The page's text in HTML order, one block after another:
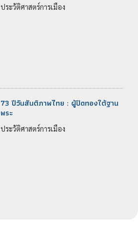
ประวัติศาสตร์การเมือง
73 ปีวันสันติภาพไทย : ผู้ปิดทองใต้ฐาน
พระ
ประวัติศาสตร์การเมือง